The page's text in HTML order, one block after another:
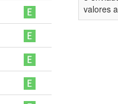
valores